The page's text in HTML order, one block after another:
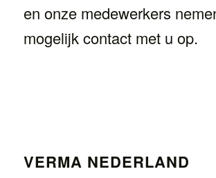
en onze medewerkers
mogelijk contact met u op.
VERMA NEDERLAND